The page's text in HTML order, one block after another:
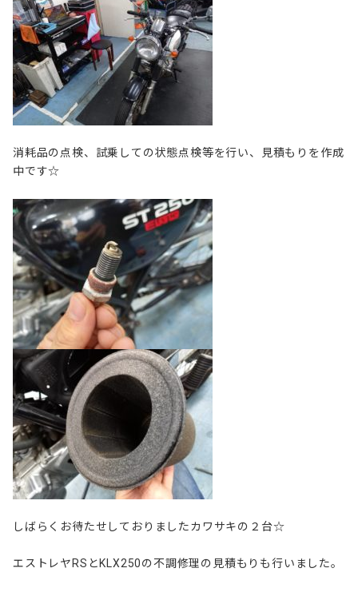
消耗品の点検、試乗しての状態点検等を行い、見積もりを作成
中です☆
しばらくお待たせしておりましたカワサキの２台☆
エストレヤRSとKLX250の不調修理の見積もりも行いました。